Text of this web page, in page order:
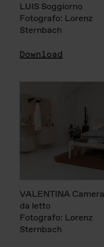
LUIS Soggiorno
Fotografo: Lorenz
Sternbach
Download
VALENTINA Camera
da letto
Fotografo: Lorenz
Sternbach